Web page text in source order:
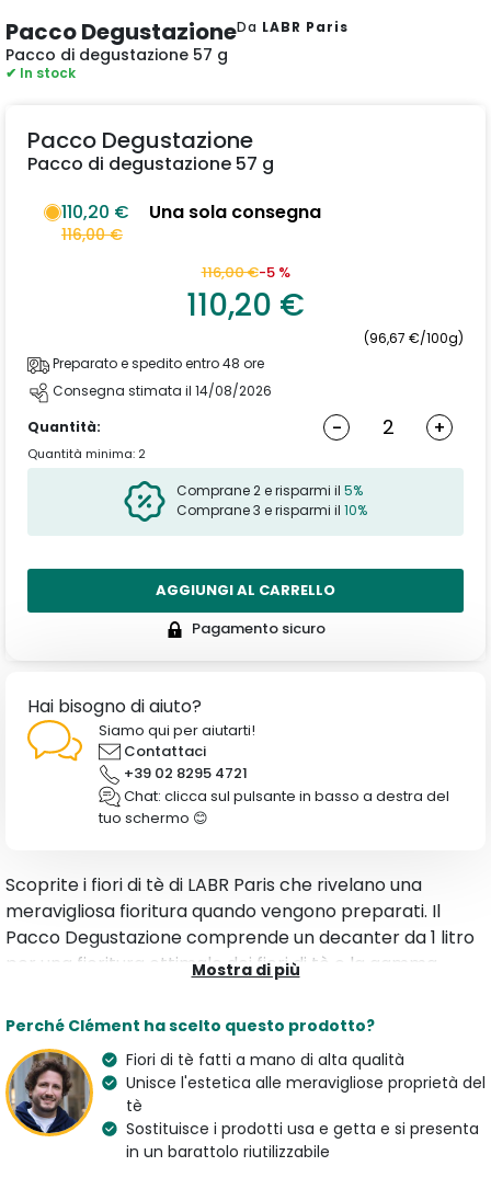
Pacco DegustazioneDa LABR Paris
Pacco di degustazione 57 g
✔ In stock
Pacco Degustazione
Pacco di degustazione 57 g
110,20 €
116,00 €
Una sola consegna
116,00 €-5 %
110,20 €
(96,67 €/100g)
Preparato e spedito entro 48 ore
Consegna stimata il 14/08/2026
Quantità:
- +
Quantità minima: 2
Comprane 2 e risparmi il 5%
Comprane 3 e risparmi il 10%
AGGIUNGI AL CARRELLO
Pagamento sicuro
Hai bisogno di aiuto?
Siamo qui per aiutarti!
Contattaci
+39 02 8295 4721
Chat: clicca sul pulsante in basso a destra del
tuo schermo 😊
Scoprite i fiori di tè di LABR Paris che rivelano una
meravigliosa fioritura quando vengono preparati. Il
Pacco Degustazione comprende un decanter da 1 litro
per una fioritura ottimale dei fiori di tè e la gamma
fiori di tè: Giglio, Peonia e Gelsomino.
Caratteristiche
Tipologia
Tè Verde
Rosa e Crisantemo
Proprietà
Mostra di più
Perché Clément ha scelto questo prodotto?
Fiori di tè fatti a mano di alta qualità
Unisce l'estetica alle meravigliose proprietà del
tè
Sostituisce i prodotti usa e getta e si presenta
in un barattolo riutilizzabile